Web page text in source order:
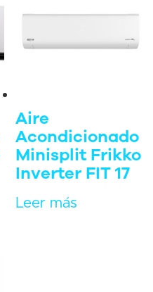
Aire
Acondicionado
Minisplit Frikko
Inverter FIT 17
Leer más